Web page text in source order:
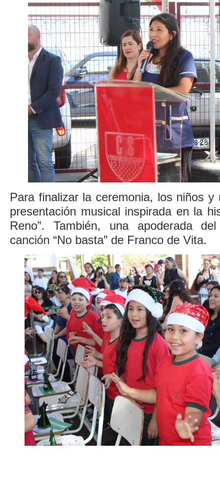
Para finalizar la ceremonia, los niños y
presentación musical inspirada en la
Reno”. También, una apoderada
canción “No basta” de Franco de Vita.